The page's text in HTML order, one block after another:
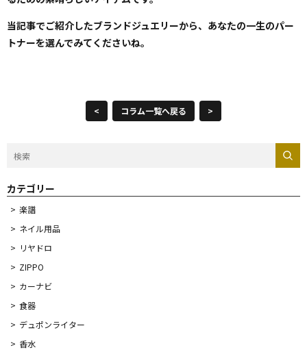
当記事でご紹介したブランドジュエリーから、あなたの一生のパー
トナーを選んでみてくださいね。
< コラム一覧へ戻る >
カテゴリー
楽譜
ネイル用品
リヤドロ
ZIPPO
カーナビ
食器
デュポンライター
香水